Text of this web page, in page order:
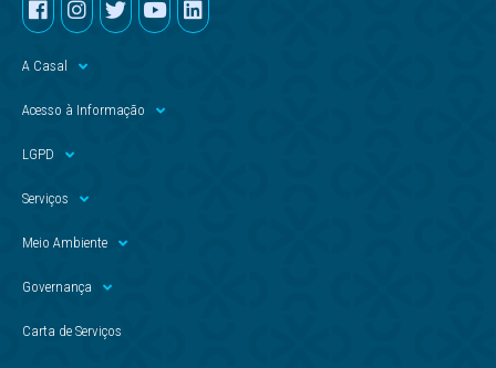
A Casal
Acesso à Informação
LGPD
Serviços
Meio Ambiente
Governança
Carta de Serviços